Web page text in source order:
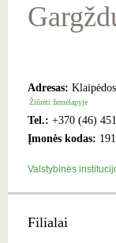
Adresas:
Žiūrėti žemėlapyje
Tel.: +370 (46)
Įmonės kodas:
Valstybinės
Filialai